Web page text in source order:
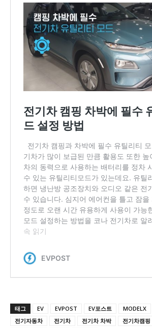
태그 EV EVPOST EV포스트 MODELX
전기자동차
전기차 전기차 차박 전기차캠핑